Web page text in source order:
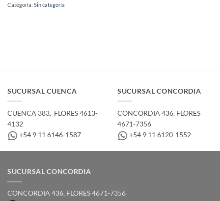
Categoría: Sin categoría
SUCURSAL CUENCA
CUENCA 383, ­ FLORES 4613-
4132
+54 9 11 6146-1587
SUCURSAL CONCORDIA
CONCORDIA 436,­ FLORES
4671-7356
+54 9 11 6120-1552
SUCURSAL CONCORDIA
CONCORDIA 436,­ FLORES 4671-7356